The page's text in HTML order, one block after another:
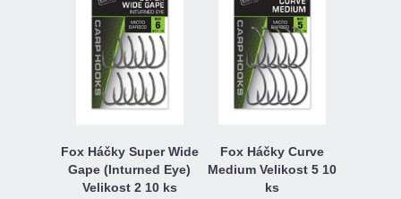
Fox Háčky Super Wide
Gape (Inturned Eye)
Velikost 2 10 ks
Fox Háčky Curve
Medium Velikost 5 10
ks